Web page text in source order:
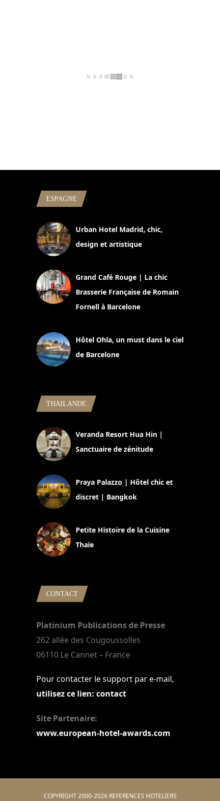
ESPAGNE
Urban Hotel Madrid, chic,
design et artistique
Grand Café Rouge | La chic
Brasserie Française de Romain
Fornell à Barcelone
Hôtel Ohla, un must dans le ciel
de Barcelone
THAILANDE
Veranda Resort Hua Hin |
Sanctuaire de zénitude
Praya Palazzo | Hôtel chic et
discret | Bangkok
Petite Histoire de la Cuisine
Thaïe
CONTACT
Platinium Publications de Presse
262 allée des Cougoussolles
06110 Le Cannet – France
Pour contacter le support par e-mail,
utilisez ce lien: contact
Site Partenaire:
www.european-hotel-awards.com
COPYRIGHT 2000-2026 REFERENCES HOTELIERS